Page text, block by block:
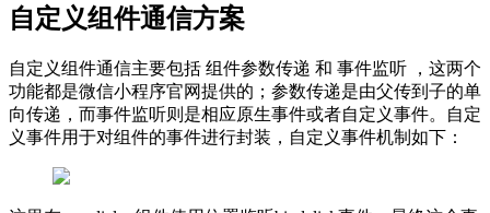
自定义组件通信方案
自定义组件通信主要包括 组件参数传递 和 事件监听 ，这两个
功能都是微信小程序官网提供的；参数传递是由父传到子的单
向传递，而事件监听则是相应原生事件或者自定义事件。自定
义事件用于对组件的事件进行封装，自定义事件机制如下：